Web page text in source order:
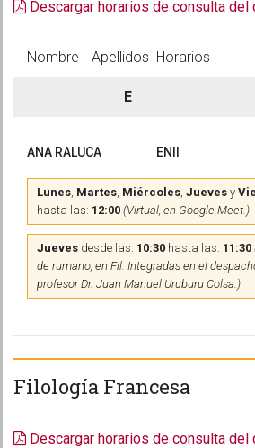
Descargar horarios de consulta del
Nombre Apellidos Horarios
E
ANA RALUCA ENII
Lunes, Martes, Miércoles, Jueves y
hasta las: 12:00 (Virtual, en Google Meet.)
Jueves desde las: 10:30 hasta las: 11:30
de rumano, en Fil. Integradas en el
profesor Dr. Juan Manuel Uruburu Colsa.)
Filología Francesa
Descargar horarios de consulta del